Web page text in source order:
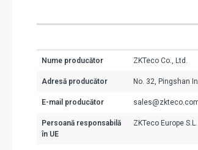
Nume producător ZKTeco Co., Ltd.
Adresă producător No. 32, Pingshan
E-mail producător
Persoană responsabilă
în UE
ZKTeco Europe S.L.